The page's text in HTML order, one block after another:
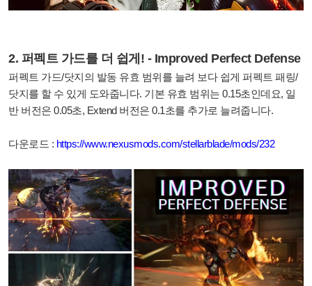
2. 퍼펙트 가드를 더 쉽게! - Improved Perfect Defense
퍼펙트 가드/닷지의 발동 유효 범위를 늘려 보다 쉽게 퍼펙트 패링/
닷지를 할 수 있게 도와줍니다. 기본 유효 범위는 0.15초인데요, 일
반 버전은 0.05초, Extend 버전은 0.1초를 추가로 늘려줍니다.
다운로드 : https://www.nexusmods.com/stellarblade/mods/232